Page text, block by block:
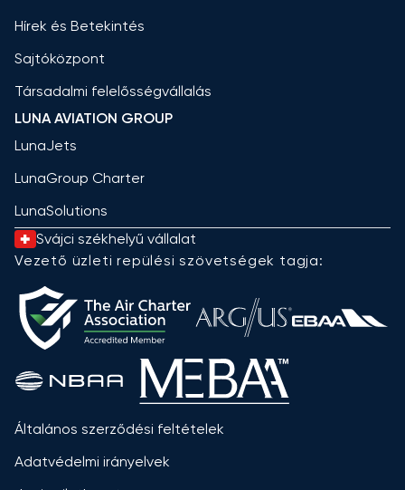
Hírek és Betekintés
Sajtóközpont
Társadalmi felelősségvállalás
LUNA AVIATION GROUP
LunaJets
LunaGroup Charter
LunaSolutions
Svájci székhelyű vállalat
Vezető üzleti repülési szövetségek tagja:
Általános szerződési feltételek
Adatvédelmi irányelvek